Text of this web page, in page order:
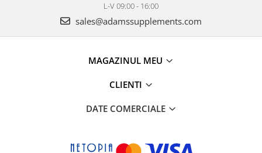
L-V 09:00 - 16:00
sales@adamssupplements.com
MAGAZINUL MEU
CLIENTI
DATE COMERCIALE